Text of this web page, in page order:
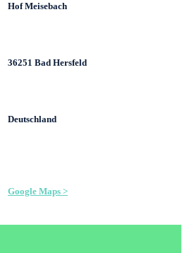
Hof Meisebach
36251 Bad Hersfeld
Deutschland
Google Maps >